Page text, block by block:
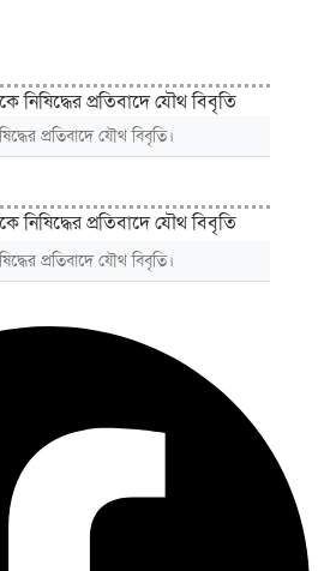
প্রতিবাদে যৌথ বিবৃতি।
প্রতিবাদে যৌথ বিবৃতি।